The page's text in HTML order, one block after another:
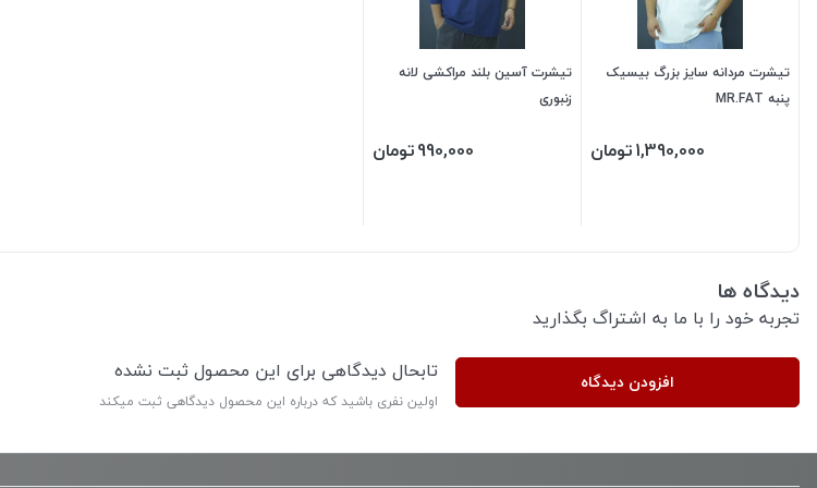
تیشرت مردانه سایز بزرگ بیسیک
پنبه MR.FAT
1,390,000تومان
تیشرت آسین بلند مراکشی لانه
زنبوری
990,000تومان
دیدگاه ها
تجربه خود را با ما به اشتراگ بگذارید
افزودن دیدگاه تابحال دیدگاهی برای این محصول ثبت نشده
اولین نفری باشید که درباره این محصول دیدگاهی ثبت میکند